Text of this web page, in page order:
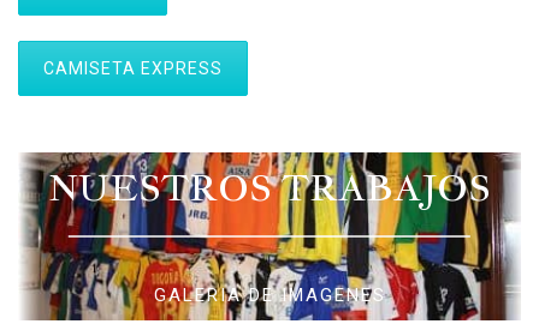
CAMISETA EXPRESS
NUESTROS TRABAJOS
GALERIA DE IMAGENES